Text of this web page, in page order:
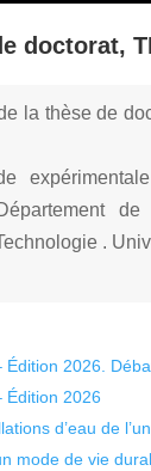
doctorat,
la thèse de
de
.
Édition 2026.
Édition 2026
d’eau de
mode de vie